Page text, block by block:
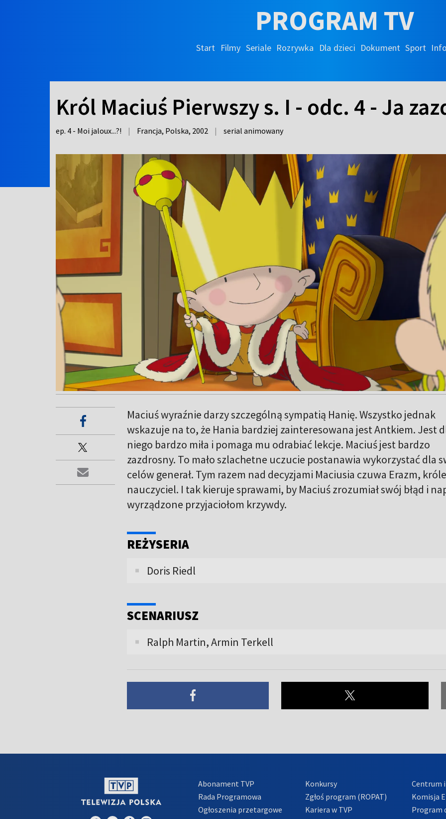
PROGRAM TV
Start Filmy Seriale Rozrywka Dla dzieci Dokument Sport
Król Maciuś Pierwszy s. I - odc. 4 - Ja
ep. 4 - Moi jaloux...?! | Francja, Polska, 2002 | serial animowany
Maciuś wyraźnie darzy szczególną sympatią Hanię. Wszystko jednak
wskazuje na to, że Hania bardziej zainteresowana jest Antkiem. Jest
niego bardzo miła i pomaga mu odrabiać lekcje. Maciuś jest bardzo
zazdrosny. To mało szlachetne uczucie postanawia wykorzystać dla
celów generał. Tym razem nad decyzjami Maciusia czuwa Erazm,
nauczyciel. I tak kieruje sprawami, by Maciuś zrozumiał swój błąd i
wyrządzone przyjaciołom krzywdy.
REŻYSERIA
Doris Riedl
SCENARIUSZ
Ralph Martin, Armin Terkell
Abonament TVP
Rada Programowa
Ogłoszenia przetargowe
Konkursy
Zgłoś program (ROPAT)
Kariera w TVP
Centrum
Komisja
Program